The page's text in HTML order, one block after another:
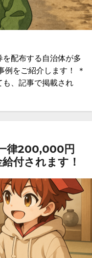
配布する自治体が多
例をご紹介します！ ＊
も、記事で掲載され
律200,000円
付されます！